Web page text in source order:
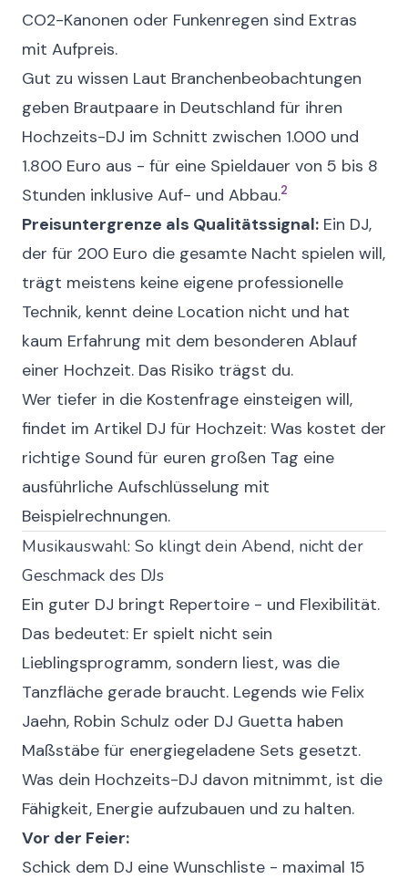
CO2-Kanonen oder Funkenregen sind Extras
mit Aufpreis.
Gut zu wissen Laut Branchenbeobachtungen
geben Brautpaare in Deutschland für ihren
Hochzeits-DJ im Schnitt zwischen 1.000 und
1.800 Euro aus - für eine Spieldauer von 5 bis 8
Stunden inklusive Auf- und Abbau.2
Preisuntergrenze als Qualitätssignal: Ein DJ,
der für 200 Euro die gesamte Nacht spielen will,
trägt meistens keine eigene professionelle
Technik, kennt deine Location nicht und hat
kaum Erfahrung mit dem besonderen Ablauf
einer Hochzeit. Das Risiko trägst du.
Wer tiefer in die Kostenfrage einsteigen will,
findet im Artikel DJ für Hochzeit: Was kostet der
richtige Sound für euren großen Tag eine
ausführliche Aufschlüsselung mit
Beispielrechnungen.
Musikauswahl: So klingt dein Abend, nicht der
Geschmack des DJs
Ein guter DJ bringt Repertoire - und Flexibilität.
Das bedeutet: Er spielt nicht sein
Lieblingsprogramm, sondern liest, was die
Tanzfläche gerade braucht. Legends wie Felix
Jaehn, Robin Schulz oder DJ Guetta haben
Maßstäbe für energiegeladene Sets gesetzt.
Was dein Hochzeits-DJ davon mitnimmt, ist die
Fähigkeit, Energie aufzubauen und zu halten.
Vor der Feier:
Schick dem DJ eine Wunschliste - maximal 15